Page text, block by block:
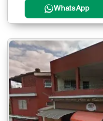
WhatsApp